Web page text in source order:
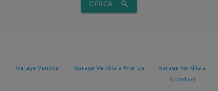
CERCA search
Garage Vendita Garage Vendita a Firenze
Garage Vendita a
Scandicci